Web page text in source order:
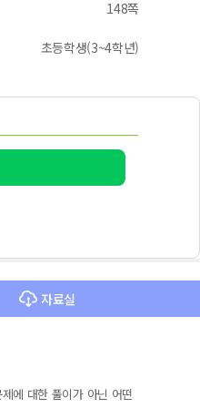
148쪽
초등학생(3~4학년)
자료실
에 대한 풀이가 아닌 어떤